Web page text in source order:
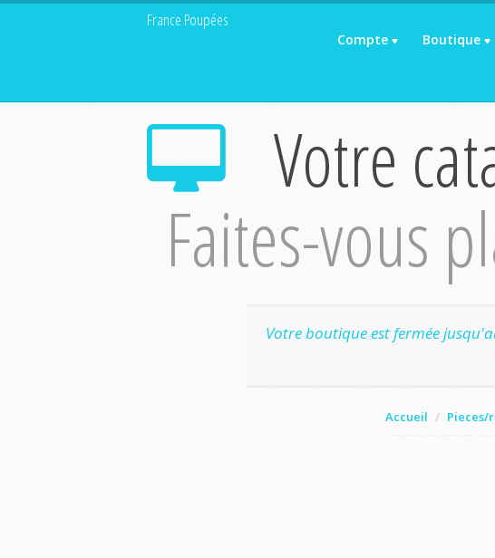
France Poupées
Compte Boutique
Votre
Faites-vous
Votre boutique est fermée
Accueil Pieces/